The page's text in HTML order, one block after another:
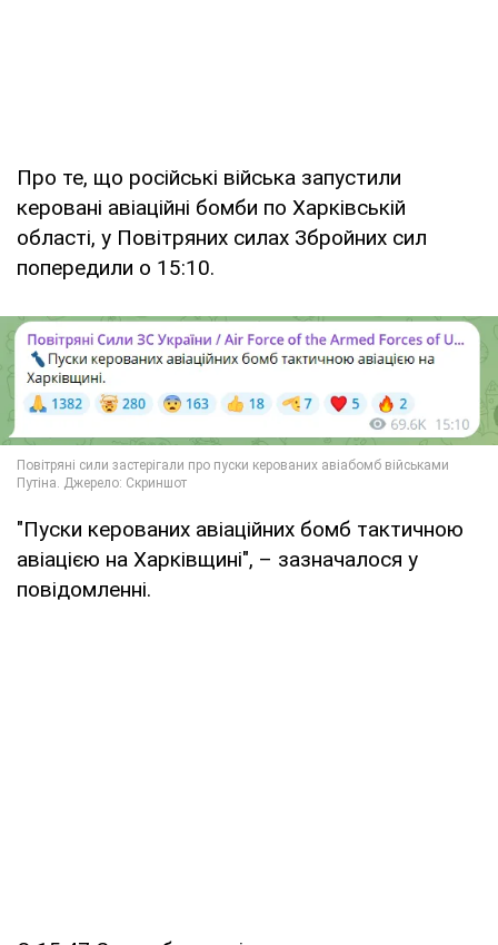
Про те, що російські війська запустили
керовані авіаційні бомби по Харківській
області, у Повітряних силах Збройних сил
попередили о 15:10.
"Пуски керованих авіаційних бомб тактичною
авіацією на Харківщині", – зазначалося у
повідомленні.